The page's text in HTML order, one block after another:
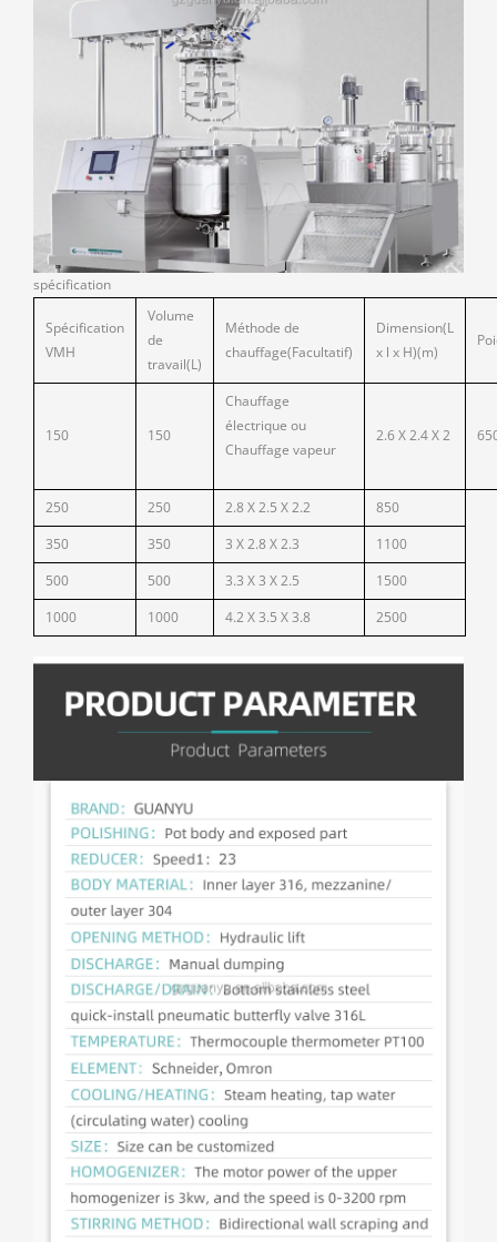
spécification
Spécification
VMH
Volume
de
travail(L)
Méthode de
chauffage(Facultatif)
Dimension(L
x l x H)(m)
150 150
Chauffage
électrique ou
Chauffage vapeur
2.6 X 2.4 X 2
250 250 2.8 X 2.5 X 2.2
850
350
350 3 X 2.8 X 2.3
1100
500
500 3.3 X 3 X 2.5
1500
1000
1000 4.2 X 3.5 X 3.8 2500